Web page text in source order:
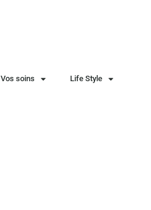
Vos soins Life Style